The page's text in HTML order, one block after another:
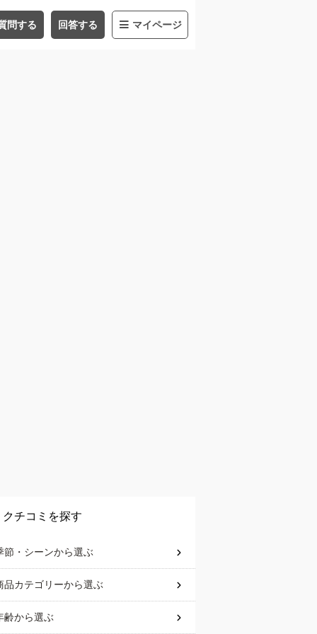
問する 回答する マイページ
クチコミを探す
節・シーンから選ぶ
品カテゴリーから選ぶ
齢から選ぶ